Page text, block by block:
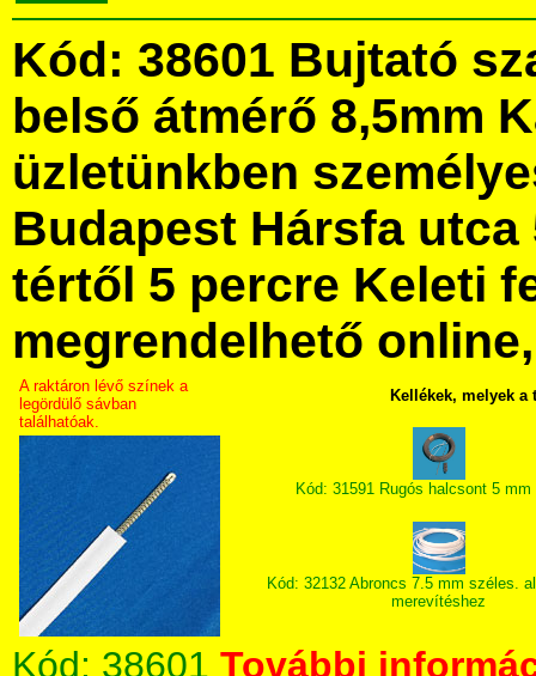
Kód: 38601 Bujtató
belső átmérő 8,5mm
üzletünkben
Budapest Hársfa utca
tértől 5 percre Keleti
megrendelhető
A raktáron lévő színek a
legördülő sávban
találhatóak.
Kellékek, melyek
Kód: 31591 Rugós halcsont 5
Kód: 32132 Abroncs 7.5 mm széles.
merevítéshez
Kód: 38601 További